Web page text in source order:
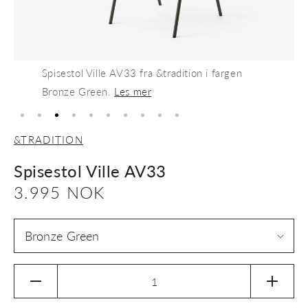
Spisestol Ville AV33 fra &tradition i fargen
Bronze Green. Les mer
&TRADITION
Spisestol Ville AV33
Vanlig
pris
3.995 NOK
antallet
Øk